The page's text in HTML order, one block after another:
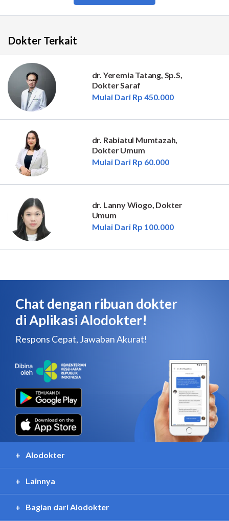
Dokter Terkait